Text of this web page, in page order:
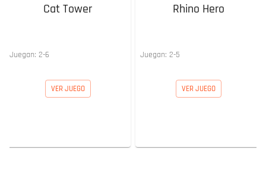
Cat Tower
Juegan: 2-6
VER JUEGO
Rhino Hero
Juegan: 2-5
VER JUEGO